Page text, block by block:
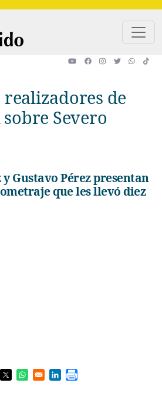
Severo
que les llevó diez
in a new window
Opens in a new window
Opens in a new window
Opens in a new window